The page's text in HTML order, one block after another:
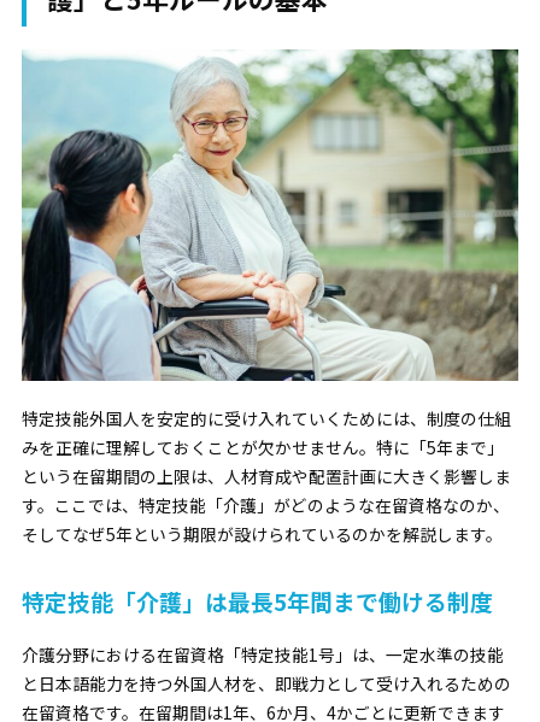
特定技能外国人を安定的に受け入れていくためには、制度の仕組
みを正確に理解しておくことが欠かせません。特に「5年まで」
という在留期間の上限は、人材育成や配置計画に大きく影響しま
す。ここでは、特定技能「介護」がどのような在留資格なのか、
そしてなぜ5年という期限が設けられているのかを解説します。
特定技能「介護」は最長5年間まで働ける制度
介護分野における在留資格「特定技能1号」は、一定水準の技能
と日本語能力を持つ外国人材を、即戦力として受け入れるための
在留資格です。在留期間は1年、6か月、4かごとに更新できます